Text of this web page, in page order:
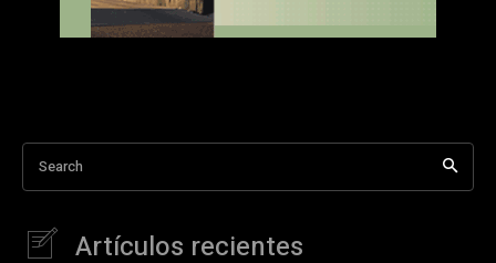
Search
Artículos recientes